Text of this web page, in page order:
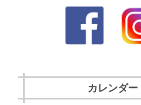
カレンダー